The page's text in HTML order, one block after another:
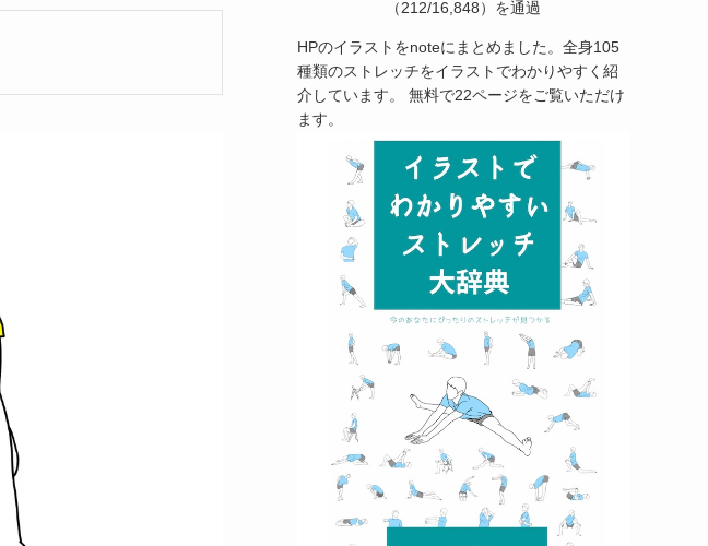
（212/16,848）を通過
HPのイラストをnoteにまとめました。全身105
種類のストレッチをイラストでわかりやすく紹
介しています。 無料で22ページをご覧いただけ
ます。